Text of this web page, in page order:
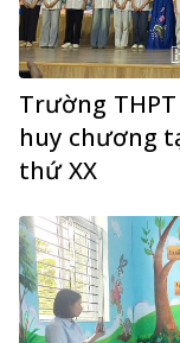
Trường
huy chương
thứ XX